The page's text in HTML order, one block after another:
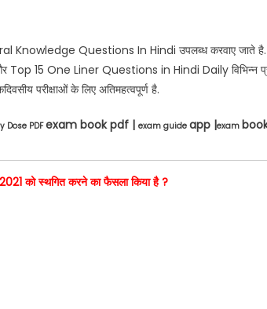
Knowledge Questions In Hindi उपलब्ध करवाए
15 One Liner Questions in Hindi Daily विभिन्न
परीक्षाओं के लिए अतिमहत्वपूर्ण है.
Dose PDFexam book pdf | exam guide app |exam
को स्थगित करने का फैसला किया है ?